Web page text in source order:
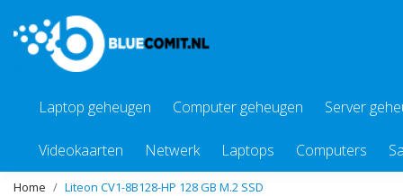
Laptop geheugen Computer geheugen Server
Videokaarten Netwerk Laptops Computers
Home Liteon CV1-8B128-HP 128 GB M.2 SSD